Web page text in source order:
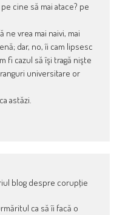
cine să mai atace? pe
ne vrea mai naivi, mai
dar, no, îi cam lipsesc
fi cazul să îşi tragă nişte
universitare or
astăzi.
blog despre corupţie
ca să îi facă o